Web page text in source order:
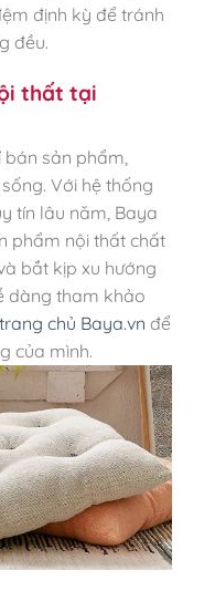
định kỳ để tránh
đều.
thất tại
sản phẩm,
Với hệ thống
tín lâu năm, Baya
phẩm nội thất chất
bắt kịp xu hướng
dàng tham khảo
trang chủ Baya.vn để
của mình.